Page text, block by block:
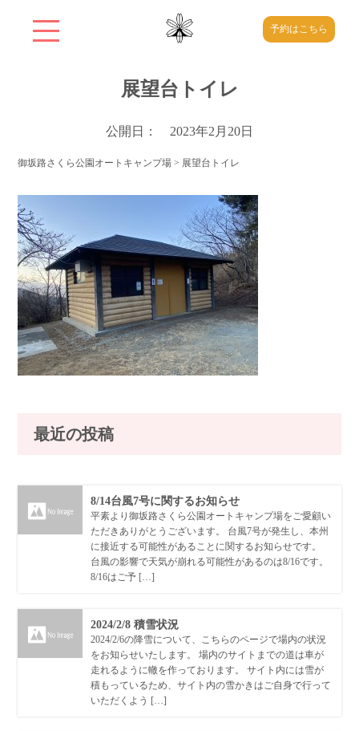
予約はこちら
展望台トイレ
公開日： 2023年2月20日
御坂路さくら公園オートキャンプ場 > 展望台トイレ
最近の投稿
8/14台風7号に関するお知らせ
平素より御坂路さくら公園オートキャンプ場をご愛顧い
ただきありがとうございます。 台風7号が発生し、本州
に接近する可能性があることに関するお知らせです。
台風の影響で天気が崩れる可能性があるのは8/16です。
8/16はご予 […]
2024/2/8 積雪状況
2024/2/6の降雪について、こちらのページで場内の状況
をお知らせいたします。 場内のサイトまでの道は車が
走れるように轍を作っております。 サイト内には雪が
積もっているため、サイト内の雪かきはご自身で行って
いただくよう […]